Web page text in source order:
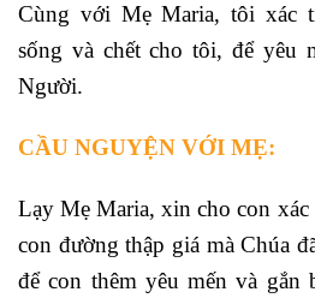
Cùng với Mẹ Maria, tôi xác
sống và chết cho tôi, để yêu
Người.
CẦU NGUYỆN VỚI MẸ:
Lạy Mẹ Maria, xin cho con xác
con đường thập giá mà Chúa
để con thêm yêu mến và gắn